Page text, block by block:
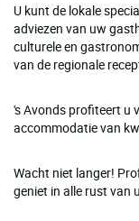
U kunt de lokale
adviezen van uw
culturele en
van de regionale
's Avonds profiteert u
accommodatie van
Wacht niet langer!
geniet in alle rust van